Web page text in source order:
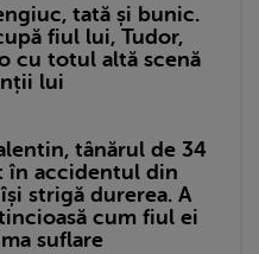
tată și bunic.
fiul lui, Tudor,
cu totul altă scenă
lui
tânărul de 34
în accidentul din
strigă durerea. A
cum fiul ei
suflare